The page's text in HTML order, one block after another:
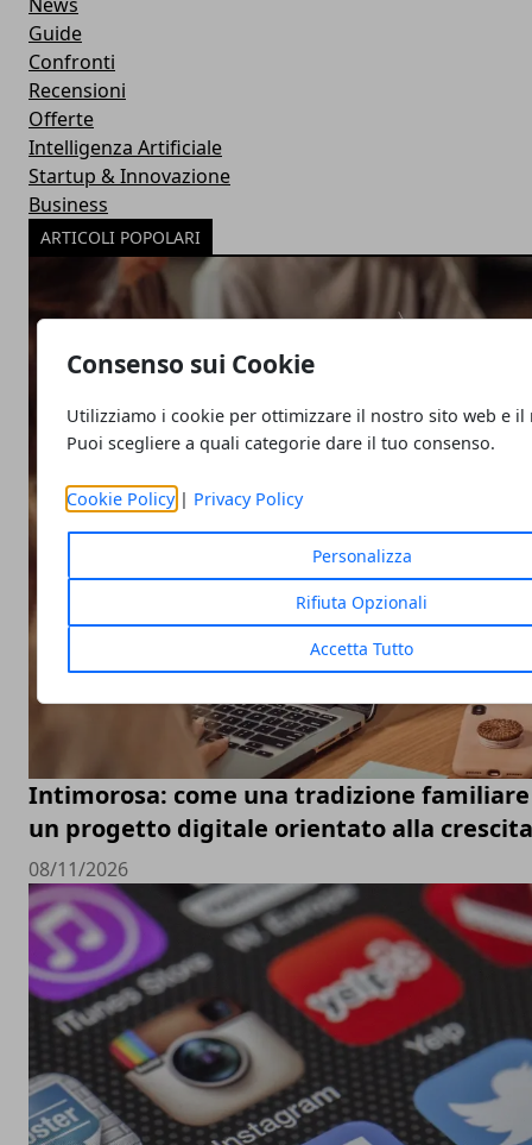
Consenso sui Cookie
Utilizziamo i cookie per ottimizzare il nostro sito web e il
Puoi scegliere a quali categorie dare il tuo consenso.
Cookie Policy| Privacy Policy
Personalizza
Rifiuta Opzionali
Accetta Tutto
Guide
Confronti
Recensioni
Offerte
Intelligenza Artificiale
Startup & Innovazione
Business
ARTICOLI POPOLARI
Intimorosa: come una tradizione
un progetto digitale orientato alla
08/11/2026